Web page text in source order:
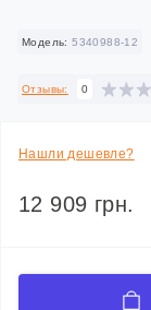
Модель: 5340988-12
Отзывы: 0
Нашли дешевле?
12 909 грн.